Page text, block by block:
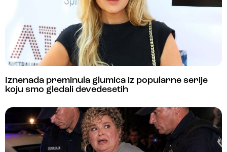
Iznenada preminula glumica iz popularne serije
koju smo gledali devedesetih